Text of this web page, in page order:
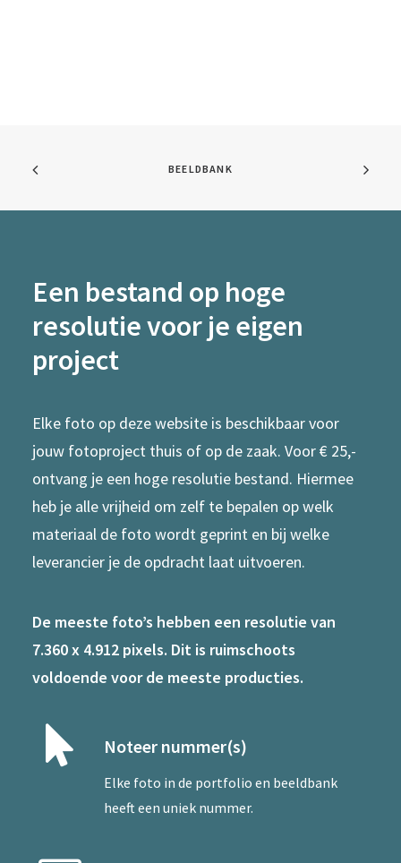
BEELDBANK
Een bestand op hoge
resolutie voor je eigen
project
Elke foto op deze website is beschikbaar voor
jouw fotoproject thuis of op de zaak. Voor € 25,-
ontvang je een hoge resolutie bestand. Hiermee
heb je alle vrijheid om zelf te bepalen op welk
materiaal de foto wordt geprint en bij welke
leverancier je de opdracht laat uitvoeren.
De meeste foto’s hebben een resolutie van
7.360 x 4.912 pixels. Dit is ruimschoots
voldoende voor de meeste producties.
Noteer nummer(s)
Elke foto in de portfolio en beeldbank
heeft een uniek nummer.